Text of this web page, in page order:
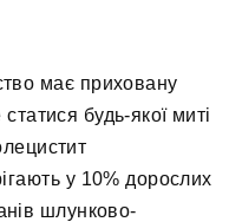
має приховану
будь-якої миті
у 10% дорослих
шлунково-